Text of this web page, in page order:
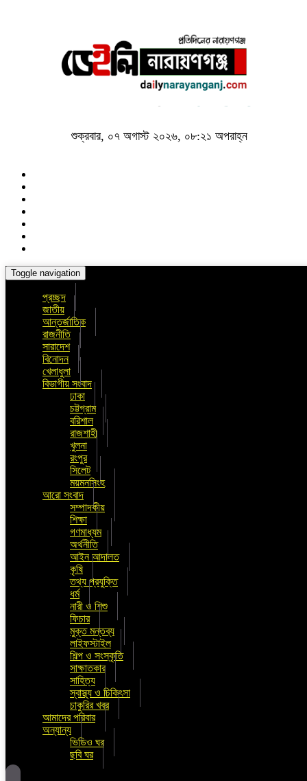
শুক্রবার, ০৭ অগাস্ট ২০২৬, ০৮:২১ অপরাহ্ন
Toggle navigation
প্রচ্ছদ
জাতীয়
আন্তর্জাতিক
রাজনীতি
সারাদেশ
বিনোদন
খেলাধুলা
বিভাগীয় সংবাদ
ঢাকা
চট্টগ্রাম
বরিশাল
রাজশাহী
খুলনা
রংপুর
সিলেট
ময়মনসিংহ
আরো সংবাদ
সম্পাদকীয়
শিক্ষা
গণমাধ্যম
অর্থনীতি
আইন আদালত
কৃষি
তথ্য প্রযুক্তি
ধর্ম
নারী ও শিশু
ফিচার
মুক্ত মন্তব্য
লাইফস্টাইল
শিল্প ও সংস্কৃতি
সাক্ষাতকার
সাহিত্য
স্বাস্থ্য ও চিকিৎসা
চাকুরির খবর
আমাদের পরিবার
অন্যান্য
ভিডিও ঘর
ছবি ঘর